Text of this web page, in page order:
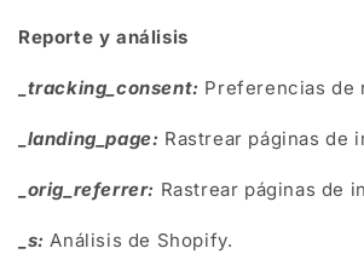
Reporte y análisis
_tracking_consent: Preferencias de
_landing_page: Rastrear páginas de
_orig_referrer: Rastrear páginas de
_s: Análisis de Shopify.